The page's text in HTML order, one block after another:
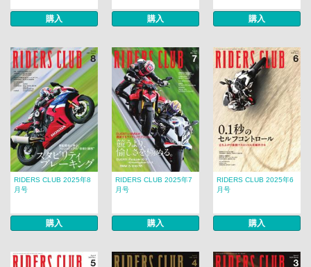
購入 購入 購入
RIDERS CLUB 2025年8
月号
購入
RIDERS CLUB 2025年7
月号
購入
RIDERS CLUB 2025年6
月号
購入